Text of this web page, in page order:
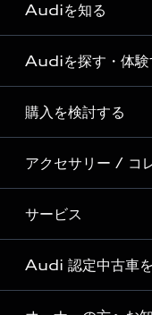
Audiを知る
Audi ブランド
Story of Progress
Audi Sport
Formula 1®
デジタルサービス
Audiを探す・体験
ディーラー検索
新車在庫検索
試乗車・展示車検索
見積もり依頼
試乗予約
購入を検討する
モデル一覧
特別仕様モデル / 限定
e-tronラインアップ
価格シミュレーション
アクセサリー / コ
純正アクセサリー
オンラインショップ
Audi collection
サービス
サービス入庫予約
サービスプログラム
Audi 認定中古車